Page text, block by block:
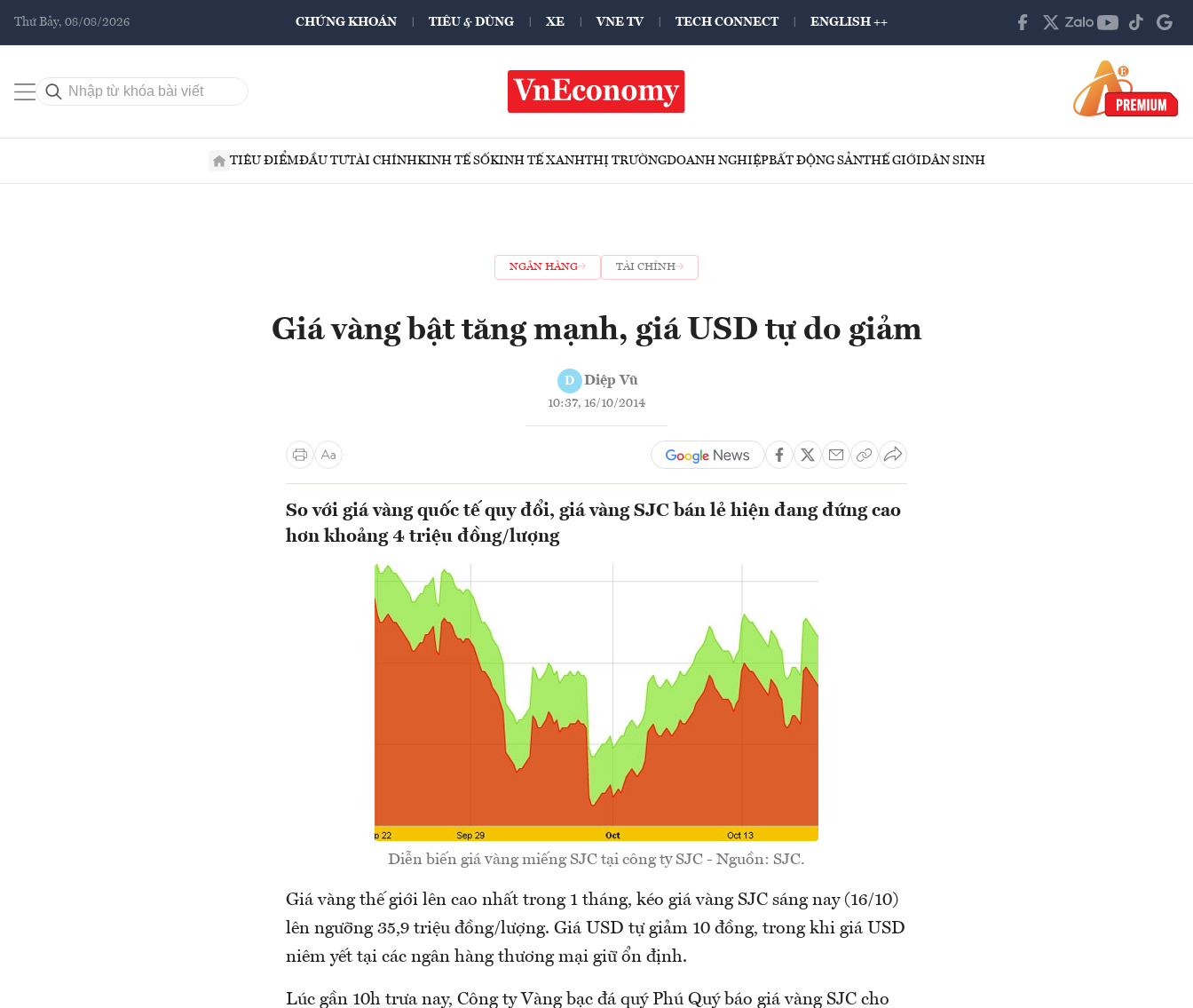
Thứ Bảy, 08/08/2026 CHỨNG KHOÁN TIÊU & DÙNG XE VNE TV TECH CONNECT ENGLISH ++
TIÊU ĐIỂMĐẦU TƯTÀI CHÍNHKINH TẾ SỐKINH TẾ XANHTHỊ TRƯỜNGDOANH NGHIỆPBẤT ĐỘNG SẢNTHẾ GIỚIDÂN SINH
NGÂN HÀNG TÀI CHÍNH
Giá vàng bật tăng mạnh, giá USD tự do giảm
D Diệp Vũ
10:37, 16/10/2014
So với giá vàng quốc tế quy đổi, giá vàng SJC bán lẻ hiện đang đứng cao
hơn khoảng 4 triệu đồng/lượng
Diễn biến giá vàng miếng SJC tại công ty SJC - Nguồn: SJC.
Giá vàng thế giới lên cao nhất trong 1 tháng, kéo giá vàng SJC sáng nay (16/10)
lên ngưỡng 35,9 triệu đồng/lượng. Giá USD tự giảm 10 đồng, trong khi giá USD
niêm yết tại các ngân hàng thương mại giữ ổn định.
Lúc gần 10h trưa nay, Công ty Vàng bạc đá quý Phú Quý báo giá vàng SJC cho